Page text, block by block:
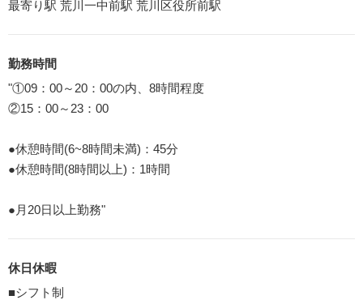
最寄り駅 荒川一中前駅 荒川区役所前駅
勤務時間
"①09：00～20：00の内、8時間程度
②15：00～23：00
●休憩時間(6~8時間未満)：45分
●休憩時間(8時間以上)：1時間
●月20日以上勤務"
休日休暇
■シフト制